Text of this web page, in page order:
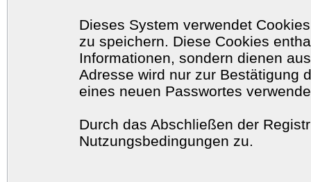
Dieses System verwendet
zu speichern. Diese Cookies
Informationen, sondern dienen
Adresse wird nur zur Bestätigung
eines neuen Passwortes
Durch das Abschließen der
Nutzungsbedingungen zu.